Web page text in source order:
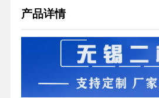
产品详情